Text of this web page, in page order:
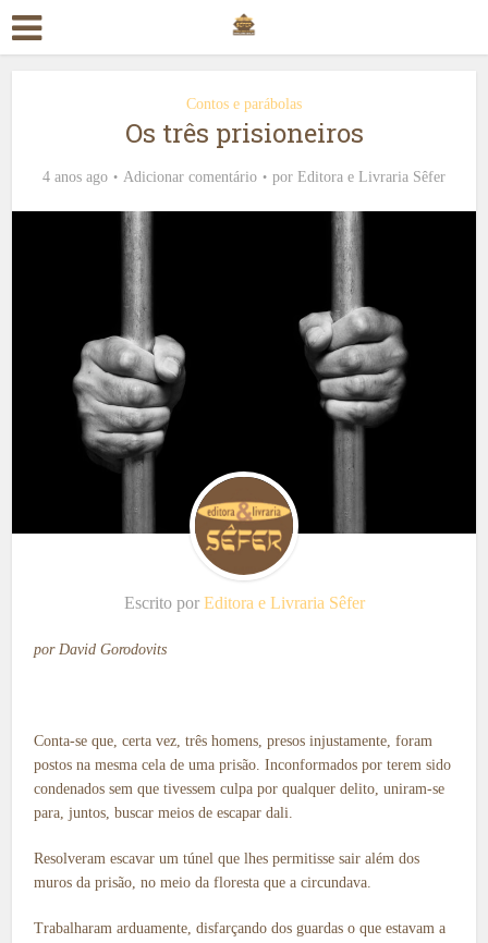
Contos e parábolas
Os três prisioneiros
4 anos ago Adicionar comentário por Editora e Livraria Sêfer
Escrito por Editora e Livraria Sêfer
por David Gorodovits
Conta-se que, certa vez, três homens, presos injustamente, foram
postos na mesma cela de uma prisão. Inconformados por terem sido
condenados sem que tivessem culpa por qualquer delito, uniram-se
para, juntos, buscar meios de escapar dali.
Resolveram escavar um túnel que lhes permitisse sair além dos
muros da prisão, no meio da floresta que a circundava.
Trabalharam arduamente, disfarçando dos guardas o que estavam a